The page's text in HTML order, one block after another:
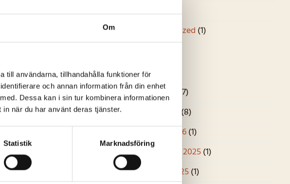
Om
till användarna, tillhandahålla funktioner för
och annan information från din enhet
Dessa kan i sin tur kombinera informationen
när du har använt deras tjänster.
Statistik Marknadsföring
starka smaken.
recept(17)
Uncategorized (1)
april 2026
(7)
(8)
januari 2026(1)
september 2025(1)
augusti 2025(1)